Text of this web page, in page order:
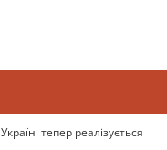
тепер реалізується